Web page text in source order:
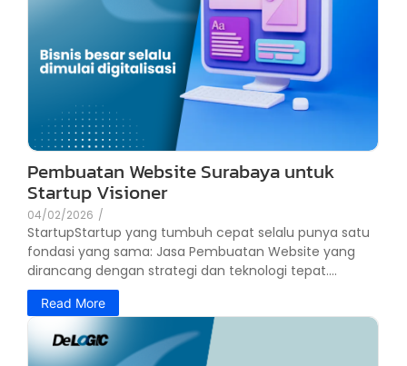
Pembuatan Website Surabaya untuk
Startup Visioner
04/02/2026 /
StartupStartup yang tumbuh cepat selalu punya satu
fondasi yang sama: Jasa Pembuatan Website yang
dirancang dengan strategi dan teknologi tepat....
Read More